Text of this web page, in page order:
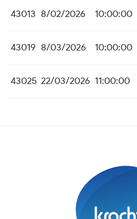
43013 8/02/2026 10:00:00
43019 8/03/2026 10:00:00
43025 22/03/2026 11:00:00